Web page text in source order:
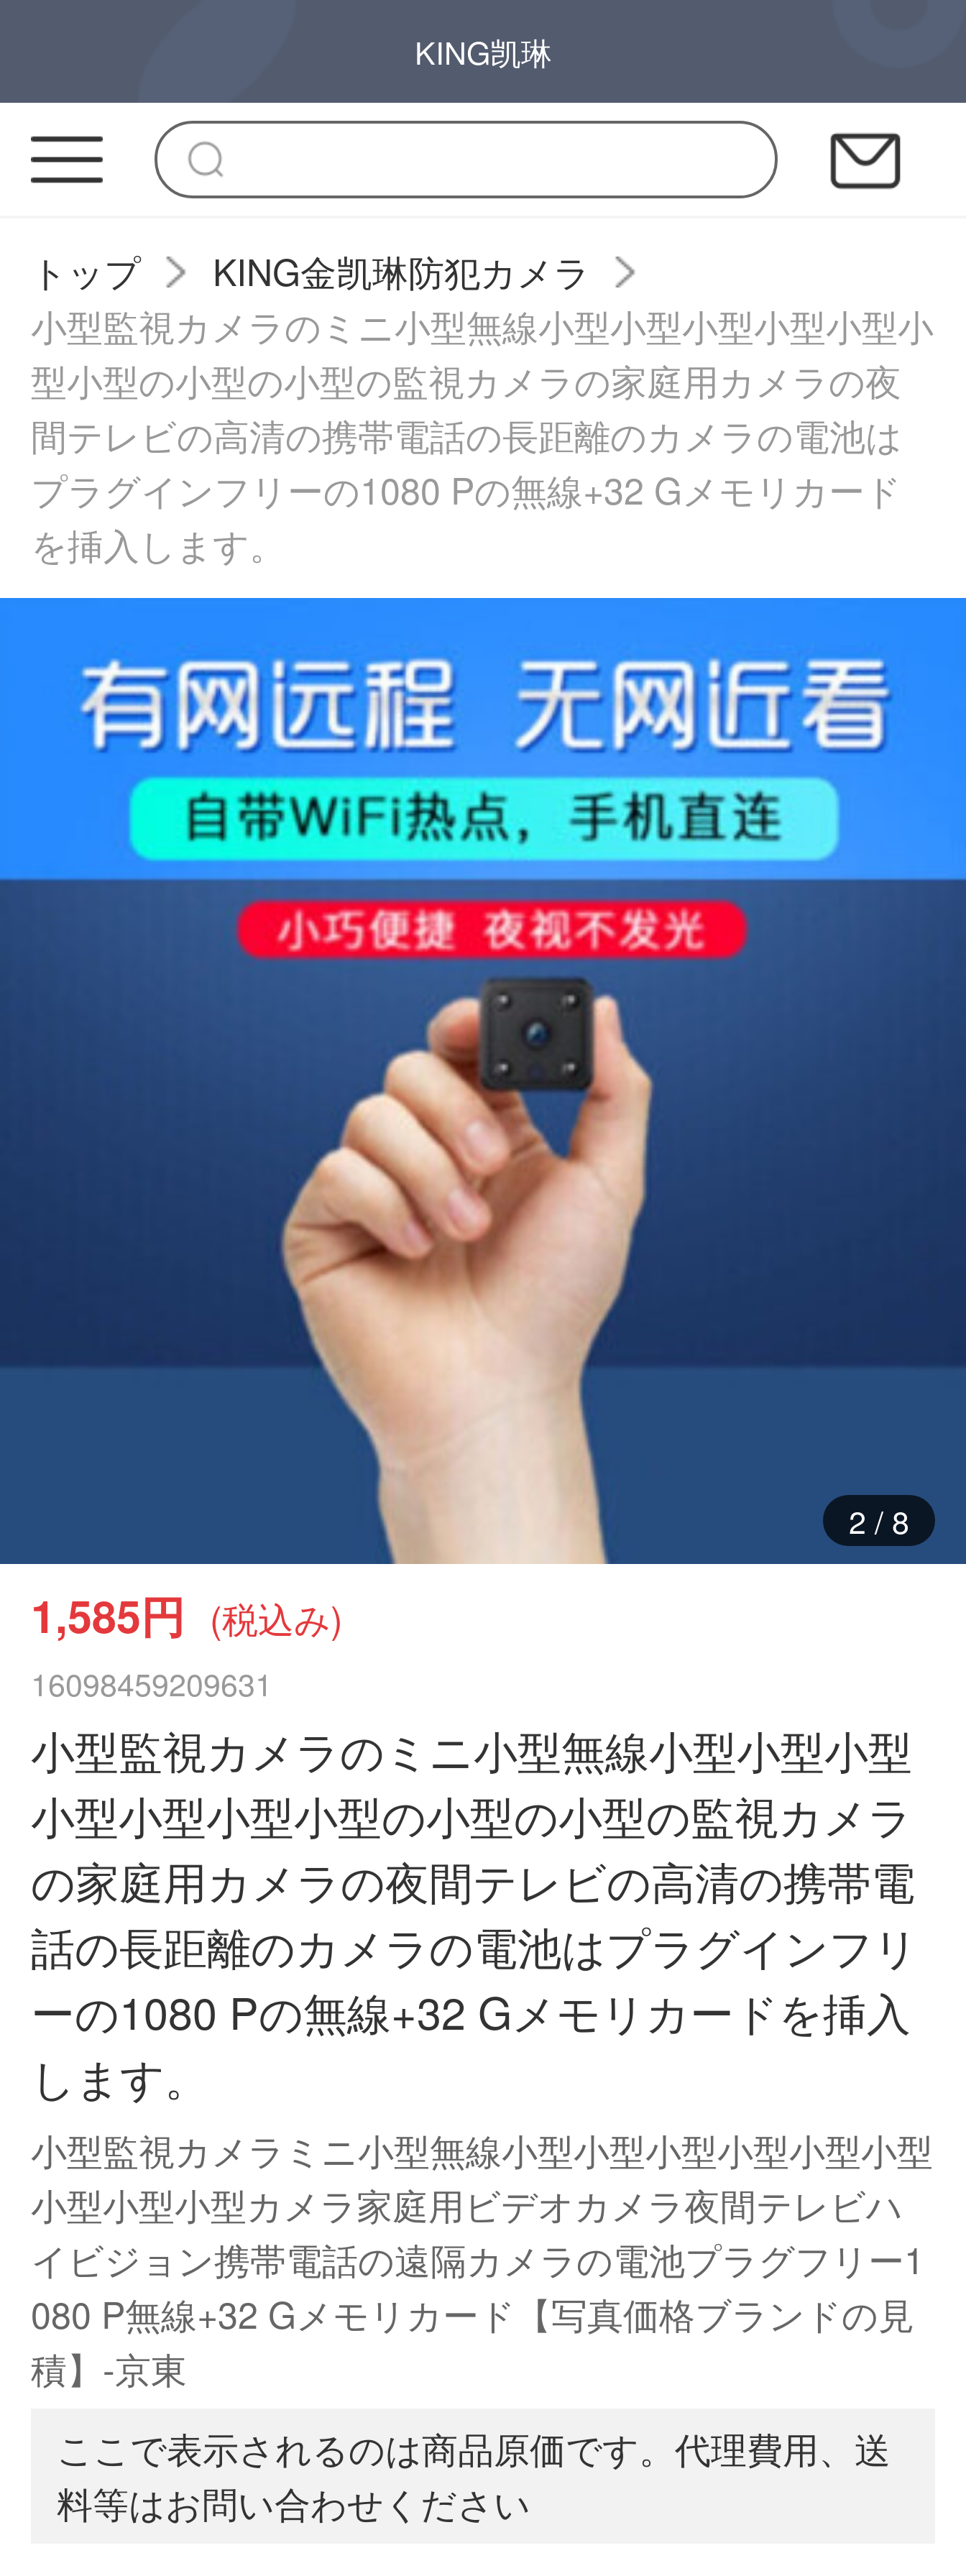
KING凯琳
トップ
KING金凯琳防犯カメラ
小型監視カメラのミニ小型無線小型小型小型小型小型小
型小型の小型の小型の監視カメラの家庭用カメラの夜
間テレビの高清の携帯電話の長距離のカメラの電池は
プラグインフリーの1080 Pの無線+32 Gメモリカード
を挿入します。
2 / 8
1,585円 (税込み)
16098459209631
小型監視カメラのミニ小型無線小型小型小型
小型小型小型小型の小型の小型の監視カメラ
の家庭用カメラの夜間テレビの高清の携帯電
話の長距離のカメラの電池はプラグインフリ
ーの1080 Pの無線+32 Gメモリカードを挿入
します。
小型監視カメラミニ小型無線小型小型小型小型小型小型
小型小型小型カメラ家庭用ビデオカメラ夜間テレビハ
イビジョン携帯電話の遠隔カメラの電池プラグフリー1
080 P無線+32 Gメモリカード【写真価格ブランドの見
積】-京東
ここで表示されるのは商品原価です。代理費用、送
料等はお問い合わせください